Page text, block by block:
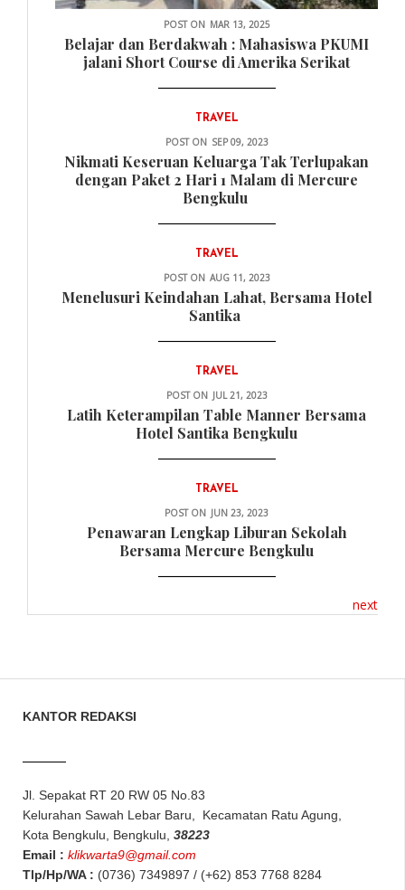
POST ON MAR 13, 2025
Belajar dan Berdakwah : Mahasiswa PKUMI
jalani Short Course di Amerika Serikat
TRAVEL
POST ON SEP 09, 2023
Nikmati Keseruan Keluarga Tak Terlupakan
dengan Paket 2 Hari 1 Malam di Mercure
Bengkulu
TRAVEL
POST ON AUG 11, 2023
Menelusuri Keindahan Lahat, Bersama Hotel
Santika
TRAVEL
POST ON JUL 21, 2023
Latih Keterampilan Table Manner Bersama
Hotel Santika Bengkulu
TRAVEL
POST ON JUN 23, 2023
Penawaran Lengkap Liburan Sekolah
Bersama Mercure Bengkulu
next
KANTOR REDAKSI
Jl. Sepakat RT 20 RW 05 No.83
Kelurahan Sawah Lebar Baru, Kecamatan Ratu Agung,
Kota Bengkulu, Bengkulu, 38223
Email : klikwarta9@gmail.com
Tlp/Hp/WA : (0736) 7349897 / (+62) 853 7768 8284